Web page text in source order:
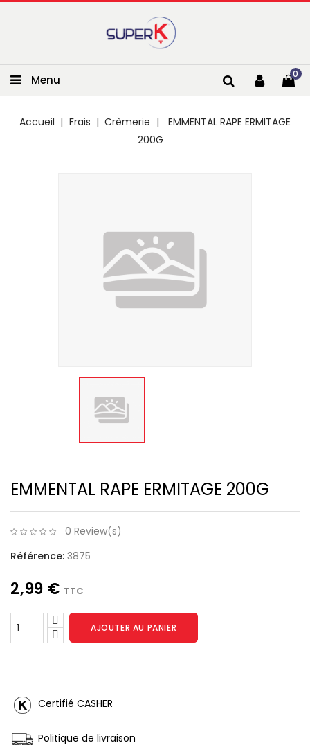
Menu 0
Accueil Frais Crèmerie
EMMENTAL RAPE ERMITAGE
200G
EMMENTAL RAPE ERMITAGE 200G
0 Review(s)
Référence: 3875
2,99 € TTC
AJOUTER AU PANIER
Certifié CASHER
Politique de livraison